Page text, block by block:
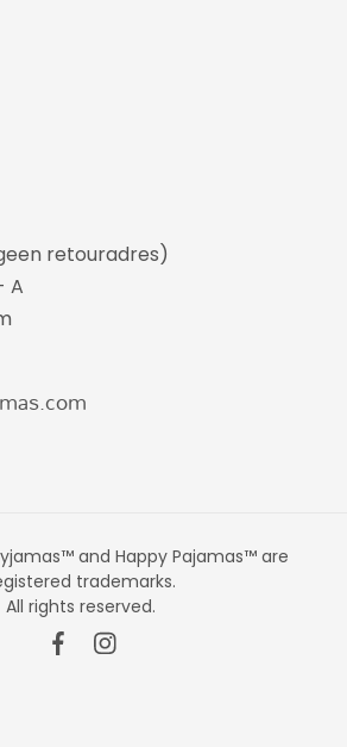
retouradres)
A
and Happy Pajamas™ are
trademarks.
All rights reserved.